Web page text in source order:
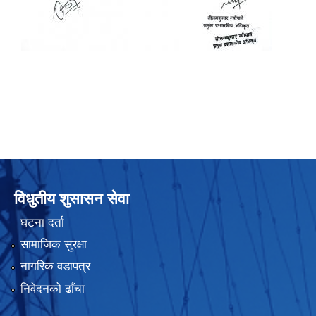
विधुतीय शुसासन सेवा
घटना दर्ता
सामाजिक सुरक्षा
नागरिक वडापत्र
निवेदनको ढाँचा